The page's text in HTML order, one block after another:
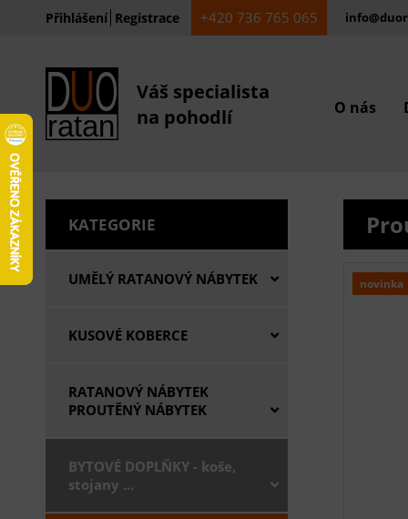
Přihlášení Registrace +420 736 765 065
Váš specialista
na pohodlí
O nás
KATEGORIE
UMĚLÝ RATANOVÝ NÁBYTEK
KUSOVÉ KOBERCE
RATANOVÝ NÁBYTEK
PROUTĚNÝ NÁBYTEK
BYTOVÉ DOPLŇKY - koše,
stojany ...
novinka